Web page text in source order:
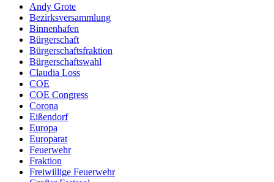
Andy Grote
Bezirksversammlung
Binnenhafen
Bürgerschaft
Bürgerschaftsfraktion
Bürgerschaftswahl
Claudia Loss
COE
COE Congress
Corona
Eißendorf
Europa
Europarat
Feuerwehr
Fraktion
Freiwillige Feuerwehr